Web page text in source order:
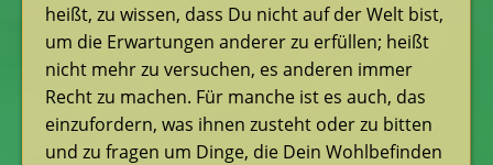
heißt, zu wissen, dass Du nicht auf der Welt bist,
um die Erwartungen anderer zu erfüllen; heißt
nicht mehr zu versuchen, es anderen immer
Recht zu machen. Für manche ist es auch, das
einzufordern, was ihnen zusteht oder zu bitten
und zu fragen um Dinge, die Dein Wohlbefinden